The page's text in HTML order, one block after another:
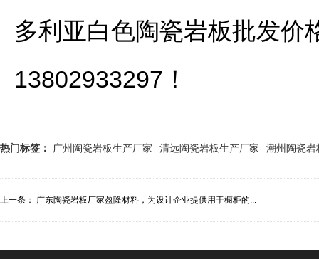
多利亚白色陶瓷岩板批发价
13802933297！
热门标签： 广州陶瓷岩板生产厂家 清远陶瓷岩板生产厂家 潮州陶瓷岩
上一条： 广东陶瓷岩板厂家盈隆材料，为设计企业提供用于橱柜的...